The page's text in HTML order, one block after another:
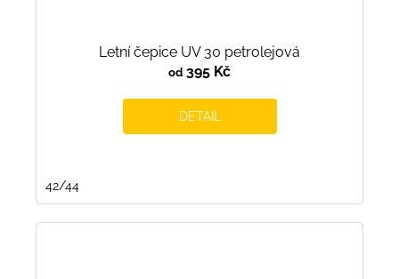
Letní čepice UV 30 petrolejová
od 395 Kč
DETAIL
42/44